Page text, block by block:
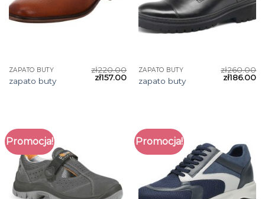
ZAPATO BUTY
zapato buty
zł220.00
zł157.00
ZAPATO BUTY
zapato buty
zł260.00
zł186.00
Promocja! Promocja!